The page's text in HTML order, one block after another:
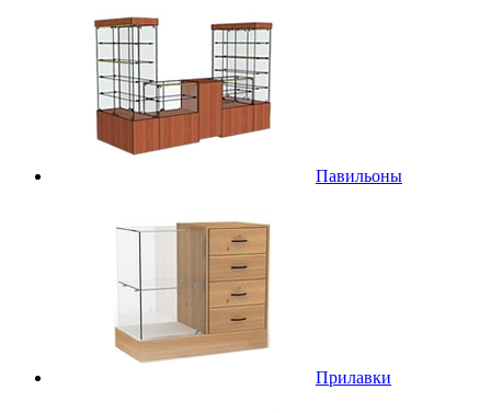
Павильоны
Прилавки